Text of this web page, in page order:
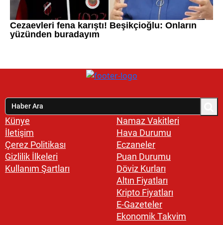
Künye
İletişim
Çerez Politikası
Gizlilik İlkeleri
Kullanım Şartları
Namaz Vakitleri
Hava Durumu
Eczaneler
Puan Durumu
Döviz Kurları
Altın Fiyatları
Kripto Fiyatları
E-Gazeteler
Ekonomik Takvim